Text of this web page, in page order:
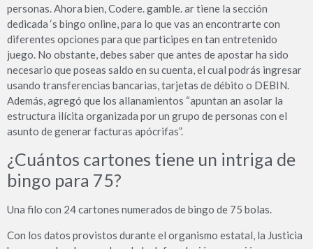
personas. Ahora bien, Codere. gamble. ar tiene la sección
dedicada ‘s bingo online, para lo que vas an encontrarte con
diferentes opciones para que participes en tan entretenido
juego. No obstante, debes saber que antes de apostar ha sido
necesario que poseas saldo en su cuenta, el cual podrás ingresar
usando transferencias bancarias, tarjetas de débito o DEBIN.
Además, agregó que los allanamientos “apuntan an asolar la
estructura ilícita organizada por un grupo de personas con el
asunto de generar facturas apócrifas”.
¿Cuántos cartones tiene un intriga de
bingo para 75?
Una filo con 24 cartones numerados de bingo de 75 bolas.
Con los datos provistos durante el organismo estatal, la Justicia